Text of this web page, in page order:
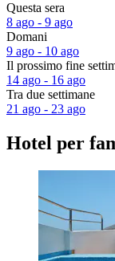
Questa sera
8 ago - 9 ago
Domani
9 ago - 10 ago
Il prossimo fine
14 ago - 16 ago
Tra due settimane
21 ago - 23 ago
Hotel per